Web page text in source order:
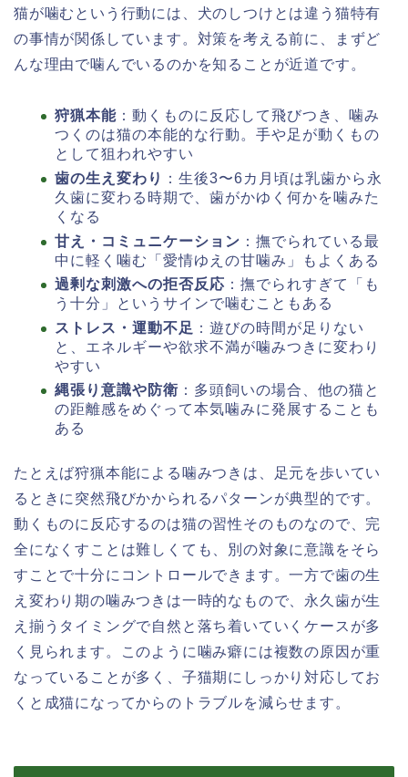
猫が噛むという行動には、犬のしつけとは違う猫特有
の事情が関係しています。対策を考える前に、まずど
んな理由で噛んでいるのかを知ることが近道です。
狩猟本能 ：動くものに反応して飛びつき、噛み
つくのは猫の本能的な行動。手や足が動くもの
として狙われやすい
歯の生え変わり
：生後3〜6カ月頃は乳歯から永
久歯に変わる時期で、歯がかゆく何かを噛みた
くなる
甘え・コミュニケーション ：撫でられている最
中に軽く噛む「愛情ゆえの甘噛み」もよくある
過剰な刺激への拒否反応 ：撫でられすぎて「も
う十分」というサインで噛むこともある
ストレス・運動不足 ：遊びの時間が足りない
と、エネルギーや欲求不満が噛みつきに変わり
やすい
縄張り意識や防衛 ：多頭飼いの場合、他の猫と
の距離感をめぐって本気噛みに発展することも
ある
たとえば狩猟本能による噛みつきは、足元を歩いてい
るときに突然飛びかかられるパターンが典型的です。
動くものに反応するのは猫の習性そのものなので、完
全になくすことは難しくても、別の対象に意識をそら
すことで十分にコントロールできます。一方で歯の生
え変わり期の噛みつきは一時的なもので、永久歯が生
え揃うタイミングで自然と落ち着いていくケースが多
く見られます。このように噛み癖には複数の原因が重
なっていることが多く、子猫期にしっかり対応してお
くと成猫になってからのトラブルを減らせます。